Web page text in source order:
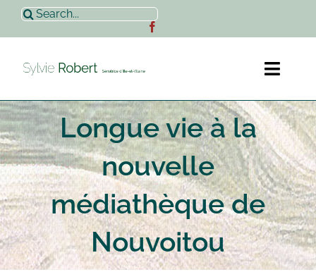
Passer
contenu
Rechercher:
Accueil
Sylvie Robert
Actualités
Contact
Longue vie à la
nouvelle
médiathèque de
Nouvoitou